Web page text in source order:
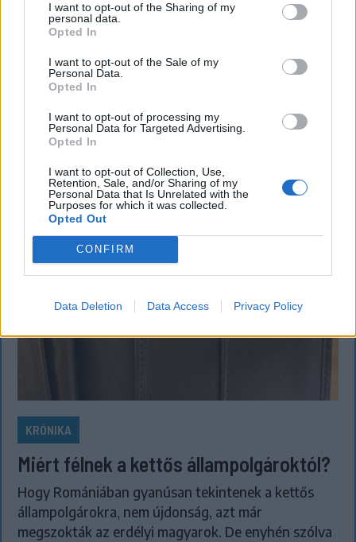
I want to opt-out of the Sharing of my
personal data.
Opted In
I want to opt-out of the Sale of my
Personal Data.
Opted In
I want to opt-out of processing my
Personal Data for Targeted Advertising.
Opted In
I want to opt-out of Collection, Use,
Retention, Sale, and/or Sharing of my
Personal Data that Is Unrelated with the
Purposes for which it was collected.
Opted Out
CONFIRM
Data Deletion Data Access Privacy Policy
lemondta erdélyi koncertjét
lemondta a sepsiszentgyörgyi SIC Fesztre tervezett
koncertjét. Majka ezt szerdán a Facebook-oldalán
KRÓNIKA
Miért félnek a kettős állampolgároktól?
Hogy Romániában gyanúsan tekintenek a kettős
állampolgárokra, nem újdonság, azt már
megszokták az erdélyi magyarok. De enyhén szólva